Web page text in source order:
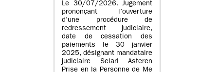
Le 30/07/2026. Jugement
prononçant l’ouverture
d’une procédure de
redressement judiciaire,
date de cessation des
paiements le 30 janvier
2025, désignant mandataire
judiciaire Selarl Asteren
Prise en la Personne de Me